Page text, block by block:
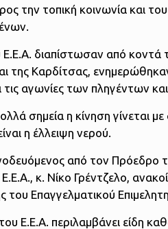
την τοπική κοινωνία και
διαπίστωσαν από κοντά
της Καρδίτσας,
αγωνίες των πληγέντων
σημεία η κίνηση γίνεται
η έλλειψη νερού.
από τον Πρόεδρο
κ. Νίκο Γρέντζελο,
Επαγγελματικού
Ε.Ε.Α. περιλαμβάνει είδη